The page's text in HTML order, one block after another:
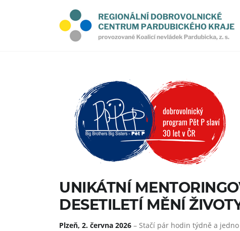
UNIKÁTNÍ
DESETILETÍ MĚNÍ
Plzeň, 2. června 2026 – Stačí pár hodin týdně a